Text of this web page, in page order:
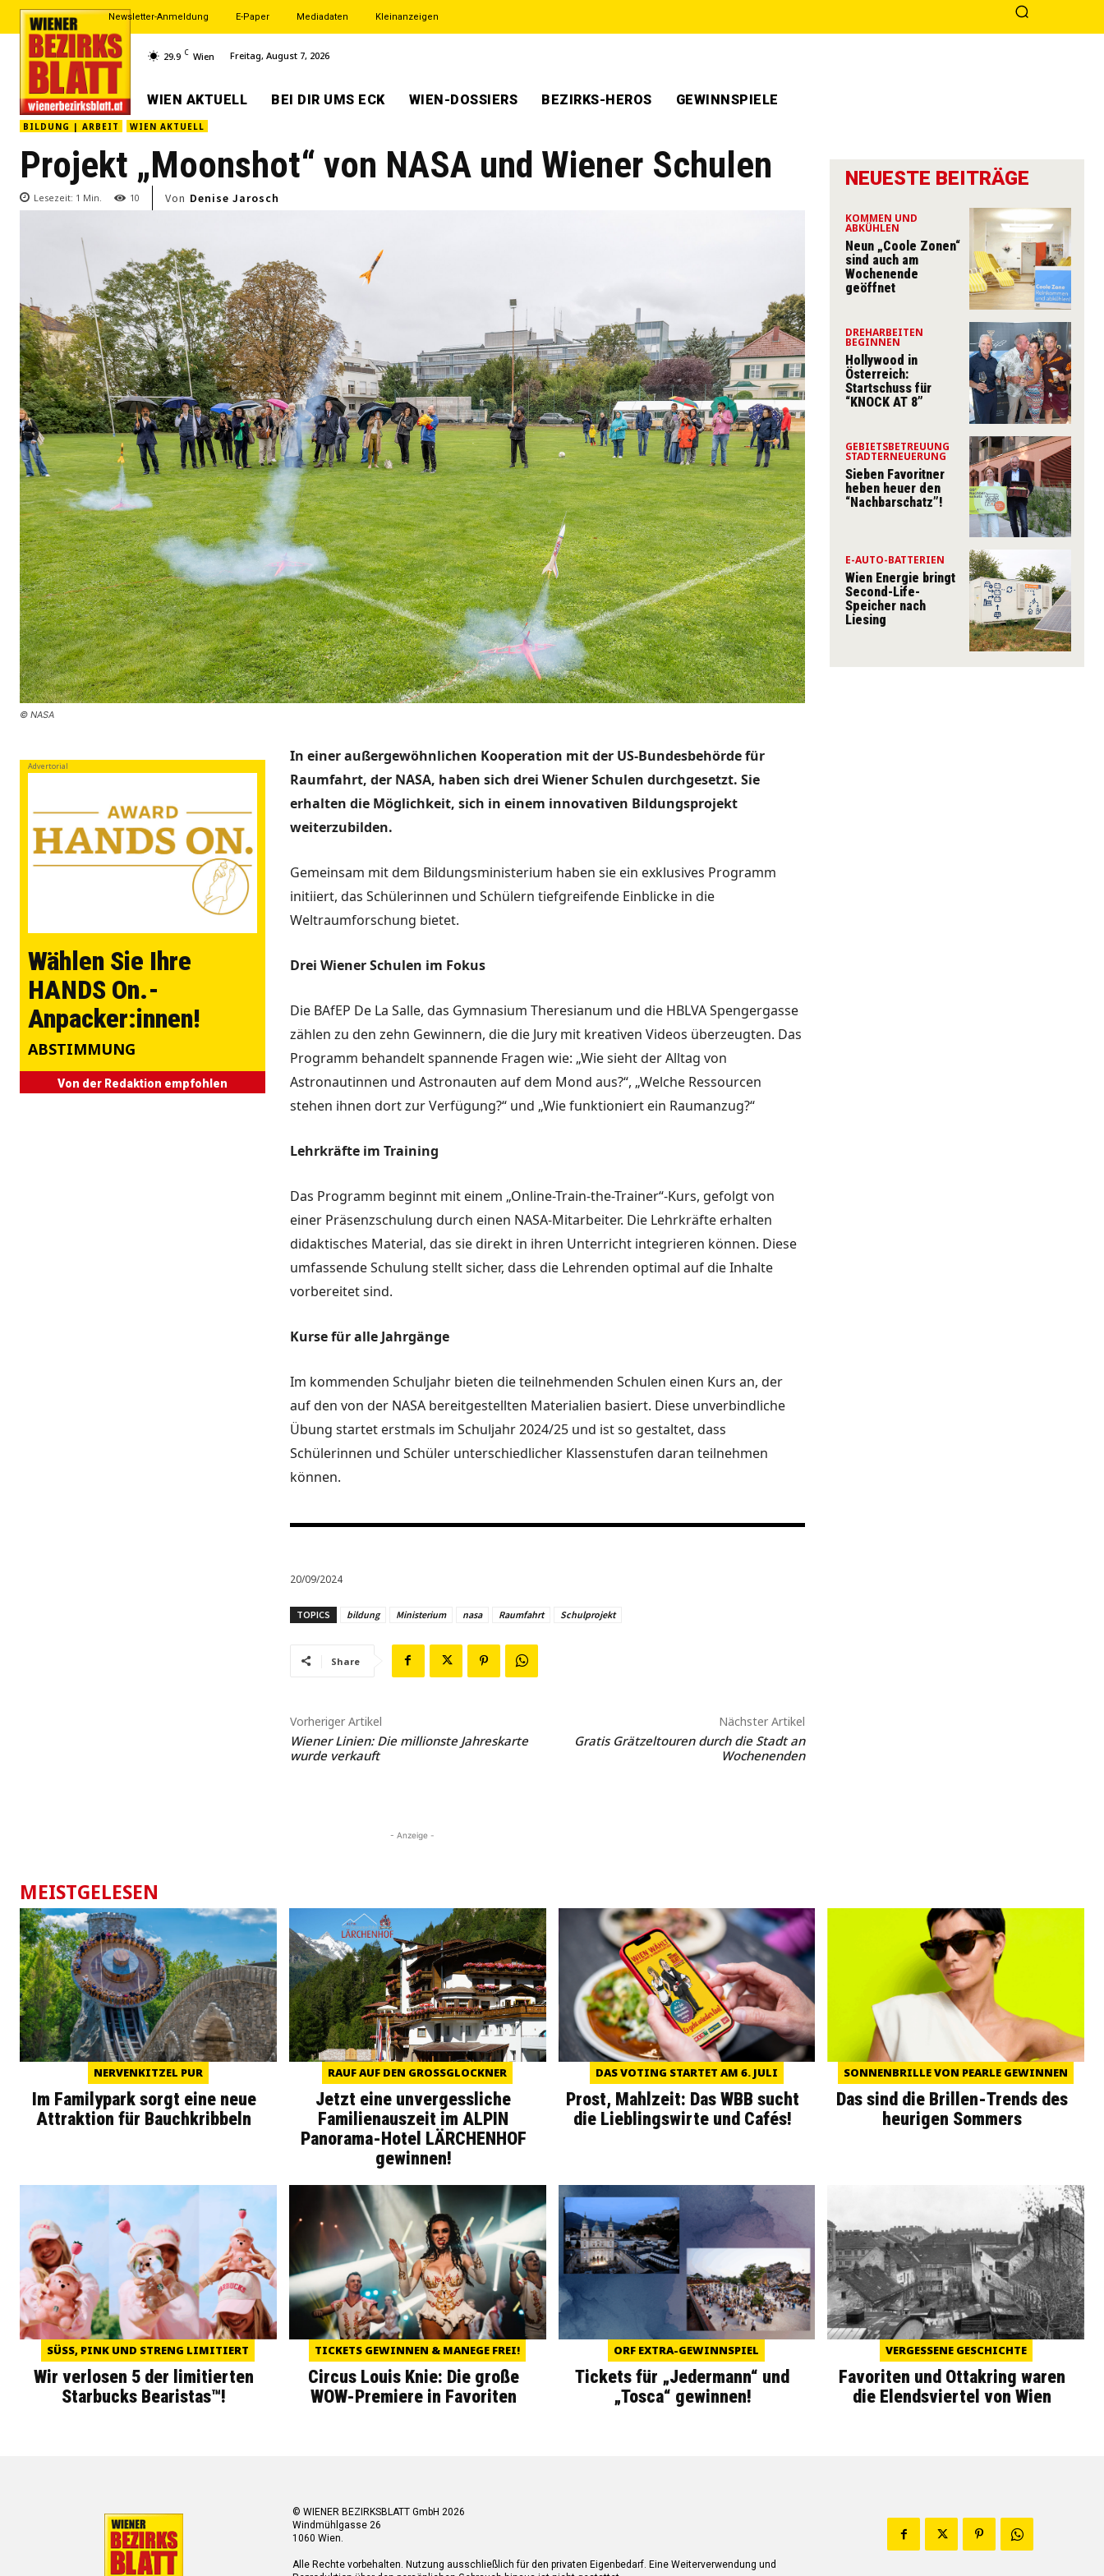
Newsletter-Anmeldung E-Paper Mediadaten Kleinanzeigen
29.9 C Wien Freitag, August 7, 2026
WIEN AKTUELL BEI DIR UMS ECK WIEN-DOSSIERS BEZIRKS-HEROS GEWINNSPIELE
BILDUNG | ARBEIT WIEN AKTUELL
Projekt „Moonshot“ von NASA und Wiener Schulen
Lesezeit: 1 Min. 10 Von Denise Jarosch
© NASA
Advertorial
Wählen Sie Ihre
HANDS On.-
Anpacker:innen!
ABSTIMMUNG
Von der Redaktion empfohlen
In einer außergewöhnlichen Kooperation mit der US-Bundesbehörde für
Raumfahrt, der NASA, haben sich drei Wiener Schulen durchgesetzt. Sie
erhalten die Möglichkeit, sich in einem innovativen Bildungsprojekt
weiterzubilden.
Gemeinsam mit dem Bildungsministerium haben sie ein exklusives Programm
initiiert, das Schülerinnen und Schülern tiefgreifende Einblicke in die
Weltraumforschung bietet.
Drei Wiener Schulen im Fokus
Die BAfEP De La Salle, das Gymnasium Theresianum und die HBLVA Spengergasse
zählen zu den zehn Gewinnern, die die Jury mit kreativen Videos überzeugten. Das
Programm behandelt spannende Fragen wie: „Wie sieht der Alltag von
Astronautinnen und Astronauten auf dem Mond aus?“, „Welche Ressourcen
stehen ihnen dort zur Verfügung?“ und „Wie funktioniert ein Raumanzug?“
Lehrkräfte im Training
Das Programm beginnt mit einem „Online-Train-the-Trainer“-Kurs, gefolgt von
einer Präsenzschulung durch einen NASA-Mitarbeiter. Die Lehrkräfte erhalten
didaktisches Material, das sie direkt in ihren Unterricht integrieren können. Diese
umfassende Schulung stellt sicher, dass die Lehrenden optimal auf die Inhalte
vorbereitet sind.
Kurse für alle Jahrgänge
Im kommenden Schuljahr bieten die teilnehmenden Schulen einen Kurs an, der
auf den von der NASA bereitgestellten Materialien basiert. Diese unverbindliche
Übung startet erstmals im Schuljahr 2024/25 und ist so gestaltet, dass
Schülerinnen und Schüler unterschiedlicher Klassenstufen daran teilnehmen
können.
20/09/2024
TOPICS bildung Ministerium nasa Raumfahrt Schulprojekt
Share
Vorheriger Artikel
Wiener Linien: Die millionste Jahreskarte
wurde verkauft
Nächster Artikel
Gratis Grätzeltouren durch die Stadt an
Wochenenden
- Anzeige -
NEUESTE BEITRÄGE
KOMMEN UND
ABKÜHLEN
Neun „Coole Zonen“
sind auch am
Wochenende
geöffnet
DREHARBEITEN
BEGINNEN
Hollywood in
Österreich:
Startschuss für
“KNOCK AT 8”
GEBIETSBETREUUNG
STADTERNEUERUNG
Sieben Favoritner
heben heuer den
“Nachbarschatz”!
E-AUTO-BATTERIEN
Wien Energie bringt
Second-Life-
Speicher nach
Liesing
MEISTGELESEN
NERVENKITZEL PUR
Im Familypark sorgt eine neue
Attraktion für Bauchkribbeln
RAUF AUF DEN GROSSGLOCKNER
Jetzt eine unvergessliche
Familienauszeit im ALPIN
Panorama-Hotel LÄRCHENHOF
gewinnen!
DAS VOTING STARTET AM 6. JULI
Prost, Mahlzeit: Das WBB sucht
die Lieblingswirte und Cafés!
SONNENBRILLE VON PEARLE GEWINNEN
Das sind die Brillen-Trends des
heurigen Sommers
SÜSS, PINK UND STRENG LIMITIERT
Wir verlosen 5 der limitierten
Starbucks Bearistas™!
TICKETS GEWINNEN & MANEGE FREI!
Circus Louis Knie: Die große
WOW-Premiere in Favoriten
ORF EXTRA-GEWINNSPIEL
Tickets für „Jedermann“ und
„Tosca“ gewinnen!
VERGESSENE GESCHICHTE
Favoriten und Ottakring waren
die Elendsviertel von Wien
© WIENER BEZIRKSBLATT GmbH 2026
Windmühlgasse 26
1060 Wien.
Alle Rechte vorbehalten. Nutzung ausschließlich für den privaten Eigenbedarf. Eine Weiterverwendung und